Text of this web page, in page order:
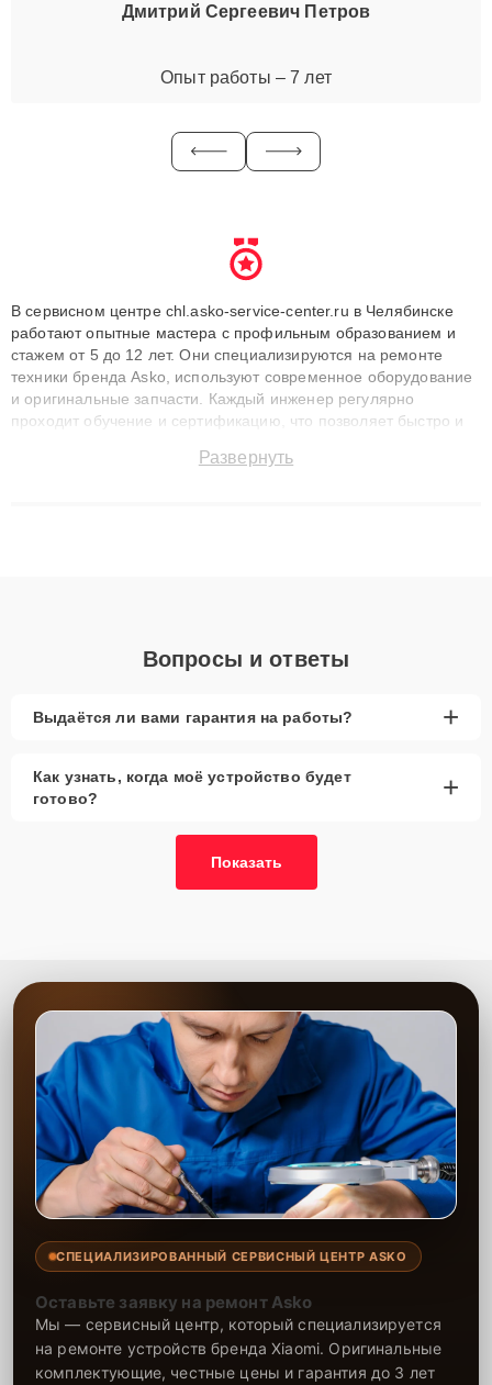
Дмитрий Сергеевич Петров
Опыт работы – 7 лет
В сервисном центре chl.asko-service-center.ru в Челябинске
работают опытные мастера с профильным образованием и
стажем от 5 до 12 лет. Они специализируются на ремонте
техники бренда Asko, используют современное оборудование
и оригинальные запчасти. Каждый инженер регулярно
проходит обучение и сертификацию, что позволяет быстро и
сохранением гарантии до 3 лет. Наши мастера решают
Развернуть
Вопросы и ответы
Выдаётся ли вами гарантия на работы? +
Как узнать, когда моё устройство будет
готово?
+
Показать
СПЕЦИАЛИЗИРОВАННЫЙ СЕРВИСНЫЙ ЦЕНТР ASKO
Оставьте заявку на ремонт Asko
Мы — сервисный центр, который специализируется
на ремонте устройств бренда Xiaomi. Оригинальные
комплектующие, честные цены и гарантия до 3 лет